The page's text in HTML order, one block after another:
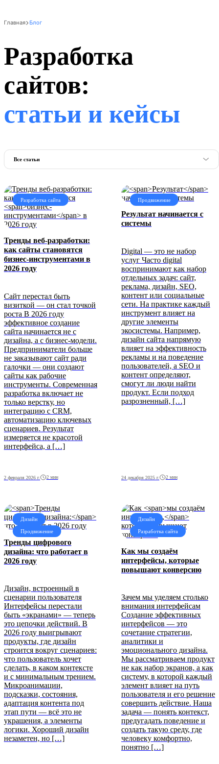
Главная Блог
Разработка
сайтов:
статьи и кейсы
Все статьи
Разработка сайта
Тренды веб-разработки:
как сайты становятся
бизнес-инструментами в
2026 году
Сайт перестал быть
визиткой — он стал точкой
роста В 2026 году
эффективное создание
сайта начинается не с
дизайна, а с бизнес-модели.
Предприниматели больше
не заказывают сайт ради
галочки — они создают
сайты как рабочие
инструменты. Современная
разработка включает не
только верстку, но
интеграцию с CRM,
автоматизацию ключевых
сценариев. Результат
измеряется не красотой
интерфейса, а […]
2 февраля 2026 г. 2 мин
Продвижение
Результат начинается с
системы
Digital — это не набор
услуг Часто digital
воспринимают как набор
отдельных задач: сайт,
реклама, дизайн, SEO,
контент или социальные
сети. На практике каждый
инструмент влияет на
другие элементы
экосистемы. Например,
дизайн сайта напрямую
влияет на эффективность
рекламы и на поведение
пользователей, а SEO и
контент определяют,
смогут ли люди найти
продукт. Если подход
разрозненный, […]
24 декабря 2025 г. 2 мин
Дизайн
Продвижение
Тренды цифрового
дизайна: что работает в
2026 году
Дизайн, встроенный в
сценарии пользователя
Интерфейсы перестали
быть «экранами» — теперь
это цепочки действий. В
2026 году выигрывают
продукты, где дизайн
строится вокруг сценариев:
что пользователь хочет
сделать, в каком контексте
и с минимальным трением.
Микроанимации,
подсказки, состояния,
адаптация контента под
этап пути — всё это не
украшения, а элементы
логики. Хороший дизайн
незаметен, но […]
Дизайн
Разработка сайта
Как мы создаём
интерфейсы, которые
повышают конверсию
Зачем мы уделяем столько
внимания интерфейсам
Создание эффективных
интерфейсов — это
сочетание стратегии,
аналитики и
эмоционального дизайна.
Мы рассматриваем продукт
не как набор экранов, а как
систему, в которой каждый
элемент влияет на путь
пользователя и его решение
совершить действие. Наша
задача — понять контекст,
предугадать поведение и
создать такую среду, где
человеку комфортно,
понятно […]